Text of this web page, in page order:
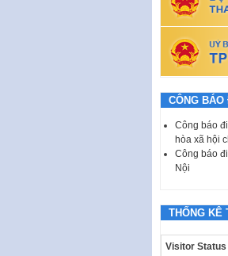
CÔNG
Công báo
hòa xã hội
Công báo
Nội
THỐNG KÊ
Visitor Status